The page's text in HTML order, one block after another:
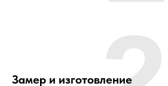
Замер и изготовление